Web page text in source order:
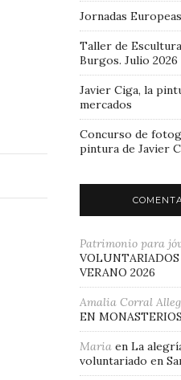
Jornadas
Taller de
Burgos. Julio 2026
Javier Ciga, la
mercados
Concurso de
pintura de Javier
Patrimonio para
VERANO 2026
Amalia Corral
EN
Maria en La
voluntariado en